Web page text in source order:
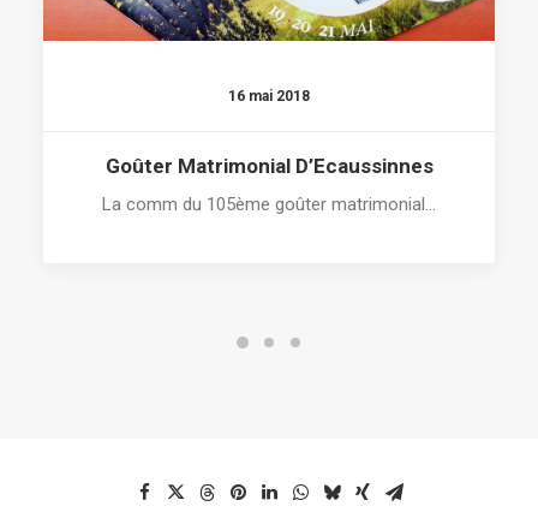
16 mai 2018
Goûter Matrimonial D’Ecaussinnes
La comm du 105ème goûter matrimonial…